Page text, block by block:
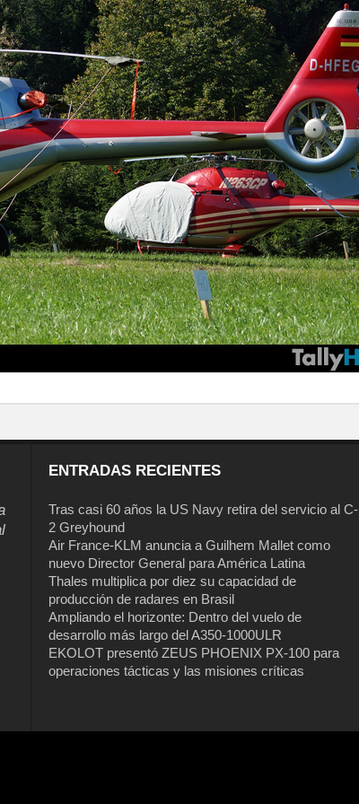
ENTRADAS RECIENTES
Tras casi 60 años la US Navy retira del servicio al C-
2 Greyhound
Air France-KLM anuncia a Guilhem Mallet como
nuevo Director General para América Latina
Thales multiplica por diez su capacidad de
producción de radares en Brasil
Ampliando el horizonte: Dentro del vuelo de
desarrollo más largo del A350-1000ULR
EKOLOT presentó ZEUS PHOENIX PX-100 para
operaciones tácticas y las misiones críticas